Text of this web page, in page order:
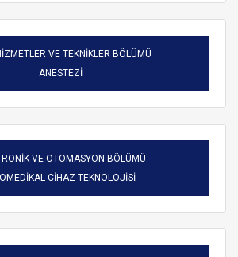
VE TEKNİKLER BÖLÜMÜ
ANESTEZİ
VE OTOMASYON BÖLÜMÜ
CİHAZ TEKNOLOJİSİ